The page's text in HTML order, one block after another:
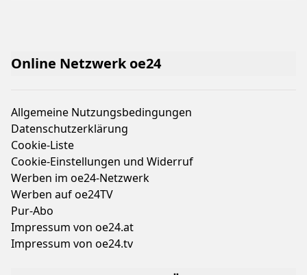
Online Netzwerk oe24
Allgemeine Nutzungsbedingungen
Datenschutzerklärung
Cookie-Liste
Cookie-Einstellungen und Widerruf
Werben im oe24-Netzwerk
Werben auf oe24TV
Pur-Abo
Impressum von oe24.at
Impressum von oe24.tv